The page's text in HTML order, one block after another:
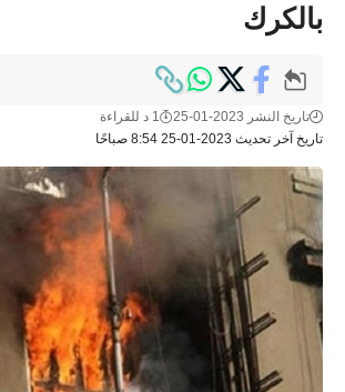
بالكرك
تاريخ آخر تحديث 2023-01-25 8:54 صباحًا
تاريخ النشر 2023-01-25 1 د للقراءة